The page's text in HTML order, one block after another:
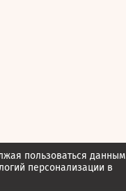
пользоваться данным
персонализации в